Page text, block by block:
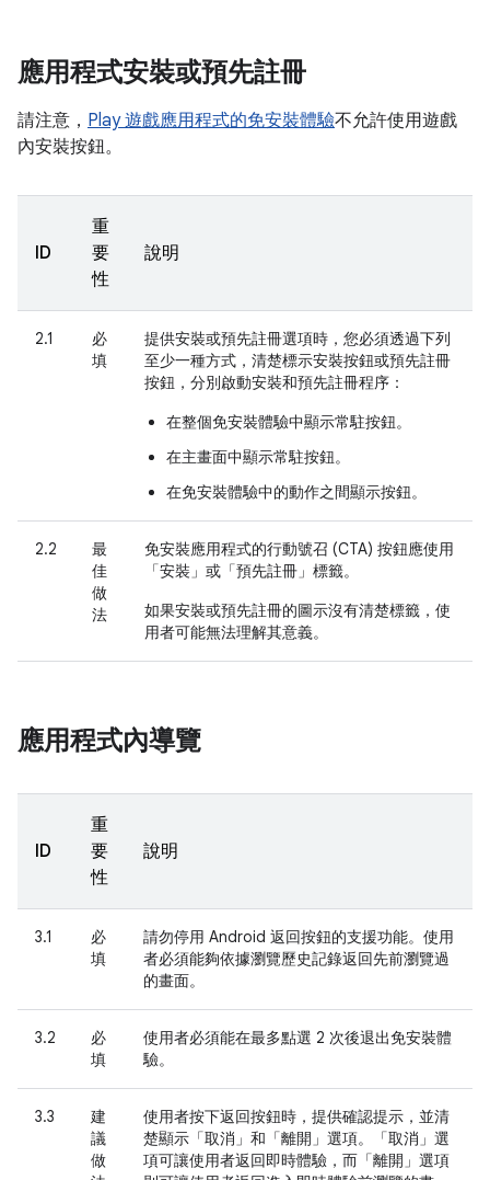
應用程式安裝或預先註冊
請注意， Play 遊戲應用程式的免安裝體驗不允許使用遊戲
內安裝按鈕。
ID
重
要
性
說明
2.1
必
填
提供安裝或預先註冊選項時，您必須透過下列
至少一種方式，清楚標示安裝按鈕或預先註冊
按鈕，分別啟動安裝和預先註冊程序：
在整個免安裝體驗中顯示常駐按鈕。
在主畫面中顯示常駐按鈕。
在免安裝體驗中的動作之間顯示按鈕。
2.2
最
佳
做
法
免安裝應用程式的行動號召 (CTA) 按鈕應使用
「安裝」 或「預先註冊」 標籤。
如果安裝或預先註冊的圖示沒有清楚標籤，使
用者可能無法理解其意義。
應用程式內導覽
ID
重
要
性
說明
3.1
必
填
請勿停用 Android 返回按鈕的支援功能。使用
者必須能夠依據瀏覽歷史記錄返回先前瀏覽過
的畫面。
3.2
必
填
使用者必須能在最多點選 2 次後退出免安裝體
驗。
3.3
建
議
做
使用者按下返回按鈕時，提供確認提示，並清
楚顯示「取消」 和「離開」 選項。「取消」 選
項可讓使用者返回即時體驗，而「離開」 選項